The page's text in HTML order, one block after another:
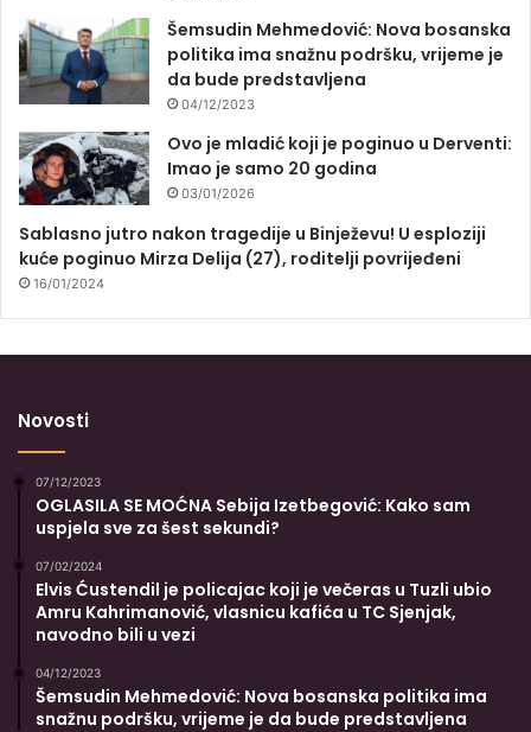
Šemsudin Mehmedović: Nova bosanska
politika ima snažnu podršku, vrijeme je
da bude predstavljena
04/12/2023
Ovo je mladić koji je poginuo u Derventi:
Imao je samo 20 godina
03/01/2026
Sablasno jutro nakon tragedije u Binježevu! U esploziji
kuće poginuo Mirza Delija (27), roditelji povrijeđeni
16/01/2024
Novosti
07/12/2023
OGLASILA SE MOĆNA Sebija Izetbegović: Kako sam
uspjela sve za šest sekundi?
07/02/2024
Elvis Ćustendil je policajac koji je večeras u Tuzli ubio
Amru Kahrimanović, vlasnicu kafića u TC Sjenjak,
navodno bili u vezi
04/12/2023
Šemsudin Mehmedović: Nova bosanska politika ima
snažnu podršku, vrijeme je da bude predstavljena